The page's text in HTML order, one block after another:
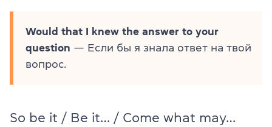
Would that I knew the answer to your
question — Если бы я знала ответ на твой
вопрос.
So be it / Be it… / Come what may…